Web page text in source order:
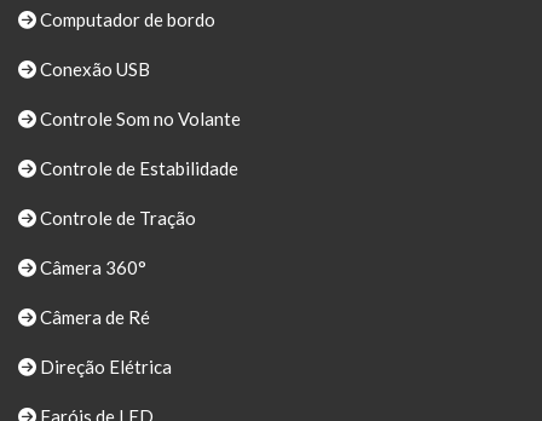
Computador de bordo
Conexão USB
Controle Som no Volante
Controle de Estabilidade
Controle de Tração
Câmera 360°
Câmera de Ré
Direção Elétrica
Faróis de LED